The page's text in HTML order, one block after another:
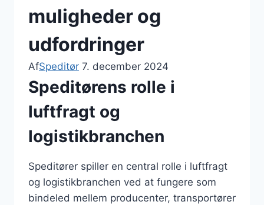
muligheder og
udfordringer
AfSpeditør 7. december 2024
Speditørens rolle i
luftfragt og
logistikbranchen
Speditører spiller en central rolle i luftfragt
og logistikbranchen ved at fungere som
bindeled mellem producenter, transportører